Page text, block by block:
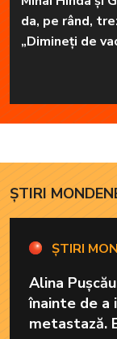
da, pe rând,
„Dimineți de
ȘTIRI
ȘTIRI
Alina
înainte de a
metastază.